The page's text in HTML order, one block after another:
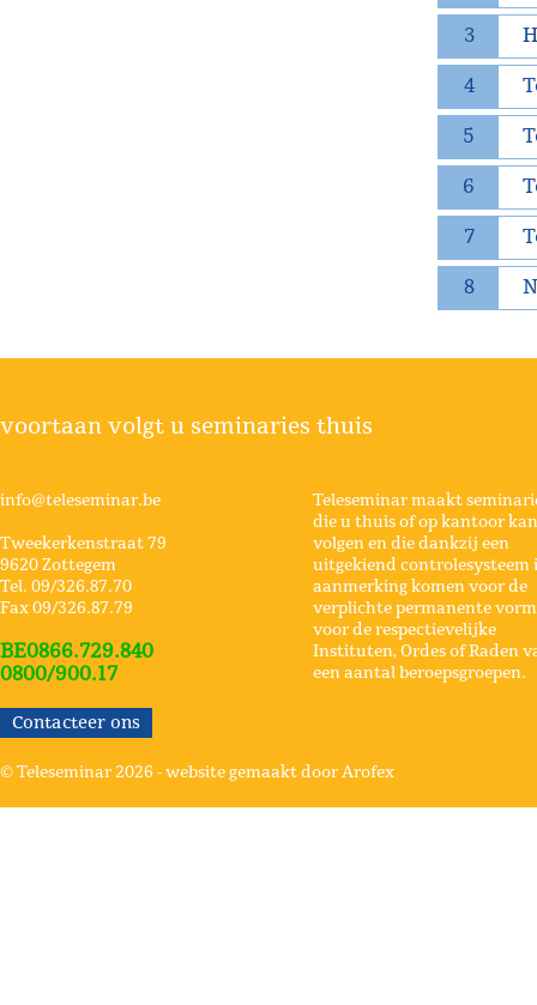
3
4
5
6
7
8
voortaan volgt u seminaries thuis
info@teleseminar.be
Tweekerkenstraat 79
9620 Zottegem
Tel. 09/326.87.70
Fax 09/326.87.79
BE0866.729.840
0800/900.17
Contacteer ons
Teleseminar maakt
die u thuis of op kantoor kan
volgen en die dankzij een
uitgekiend controlesysteem
aanmerking komen voor de
verplichte permanente
voor de respectievelijke
Instituten, Ordes of Raden
een aantal beroepsgroepen.
© Teleseminar 2026 -website gemaakt door Arofex